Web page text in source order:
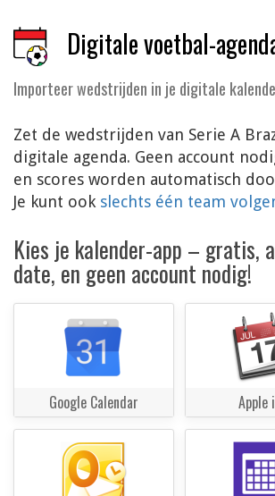
Digitale voetbal-
Importeer wedstrijden in je digitale
Zet de wedstrijden van Serie A
digitale agenda. Geen account
en scores worden automatisch
Je kunt ook slechts één team
Kies je kalender-app – gratis,
date, en geen account nodig!
Google Calendar Apple